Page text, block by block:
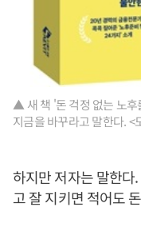
▲ 새 책 '돈 걱정 없는 노후
지금을 바꾸라고 말한다. <
하지만 저자는 말한다
고 잘 지키면 적어도